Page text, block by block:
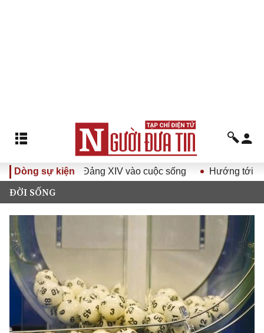
Dòng sự kiện
Đại hội Đảng XIV vào cuộc sống Hướng tới Đại hội
ĐỜI SỐNG